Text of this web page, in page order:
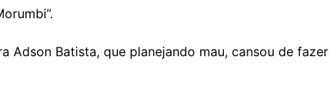
Adson Batista, que planejando mau, cansou de fazer